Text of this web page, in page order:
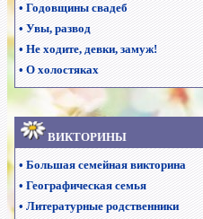
• Годовщины свадеб
• Увы, развод
• Не ходите, девки, замуж!
• О холостяках
ВИКТОРИНЫ
• Большая семейная викторина
• Географическая семья
• Литературные родственники